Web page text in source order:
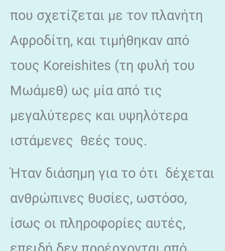
που σχετίζεται με τον πλανήτη
Αφροδίτη, και τιμήθηκαν από
τους Koreishites (τη φυλή του
Μωάμεθ) ως μία από τις
μεγαλύτερες και υψηλότερα
ιστάμενες θεές τους.
Ήταν διάσημη για το ότι δέχεται
ανθρώπινες θυσίες, ωστόσο,
ίσως οι πληροφορίες αυτές,